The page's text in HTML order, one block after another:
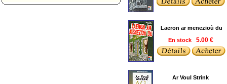
Laeron ar menezioù du
En stock
5.00 €
Ar Voul Strink